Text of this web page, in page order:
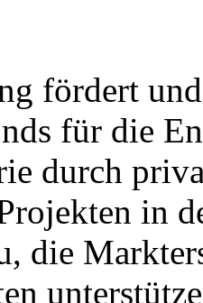
fördert
für die
durch
in
die